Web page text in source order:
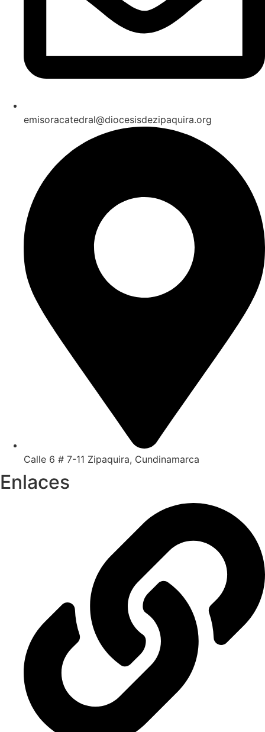
emisoracatedral@diocesisdezipaquira.org
Calle 6 # 7-11 Zipaquira, Cundinamarca
Enlaces